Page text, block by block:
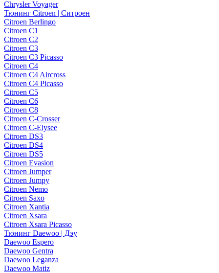
Chrysler Voyager
Тюнинг Citroen | Ситроен
Citroen Berlingo
Citroen C1
Citroen C2
Citroen C3
Citroen C3 Picasso
Citroen C4
Citroen C4 Aircross
Citroen C4 Picasso
Citroen C5
Citroen C6
Citroen C8
Citroen C-Crosser
Citroen C-Elysee
Citroen DS3
Citroen DS4
Citroen DS5
Citroen Evasion
Citroen Jumper
Citroen Jumpy
Citroen Nemo
Citroen Saxo
Citroen Xantia
Citroen Xsara
Citroen Xsara Picasso
Тюнинг Daewoo | Дэу
Daewoo Espero
Daewoo Gentra
Daewoo Leganza
Daewoo Matiz